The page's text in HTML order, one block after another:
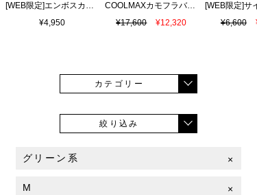
[WEB限定]エンボスカラーロゴ シャワーサンダル
¥4,950
COOLMAXカモフラバニー 鹿の子ポロシャツ
¥17,600
¥12,320 ¥6,600
カテゴリー
絞り込み
グリーン系 ×
M ×